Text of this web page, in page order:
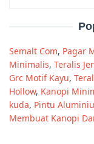
Semalt Com, Pagar
Minimalis, Teralis
Grc Motif Kayu,
Hollow, Kanopi
kuda, Pintu
Membuat Kanopi